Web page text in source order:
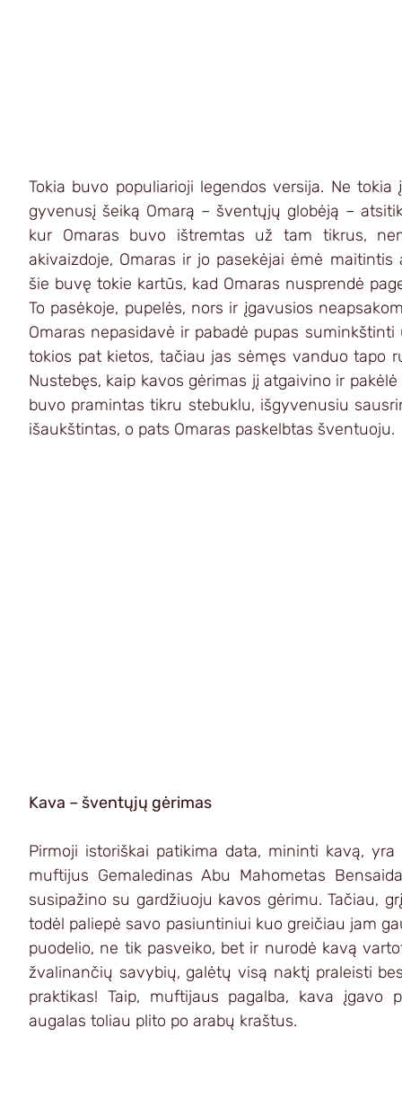
Tokia buvo populiarioji legendos versija. Ne
gyvenusį šeiką Omarą – šventųjų globėją –
kur Omaras buvo ištremtas už tam tikrus,
akivaizdoje, Omaras ir jo pasekėjai ėmė
šie buvę tokie kartūs, kad Omaras nusprendė
To pasėkoje, pupelės, nors ir įgavusios
Omaras nepasidavė ir pabadė pupas
tokios pat kietos, tačiau jas sėmęs vanduo tapo
Nustebęs, kaip kavos gėrimas jį atgaivino ir
buvo pramintas tikru stebuklu, išgyvenusiu
išaukštintas, o pats Omaras paskelbtas šventuoju.
Kava – šventųjų gėrimas
Pirmoji istoriškai patikima data, mininti kavą,
muftijus Gemaledinas Abu Mahometas
susipažino su gardžiuoju kavos gėrimu. Tačiau,
todėl paliepė savo pasiuntiniui kuo greičiau jam
puodelio, ne tik pasveiko, bet ir nurodė kavą
žvalinančių savybių, galėtų visą naktį praleisti
praktikas! Taip, muftijaus pagalba, kava įgavo
augalas toliau plito po arabų kraštus.